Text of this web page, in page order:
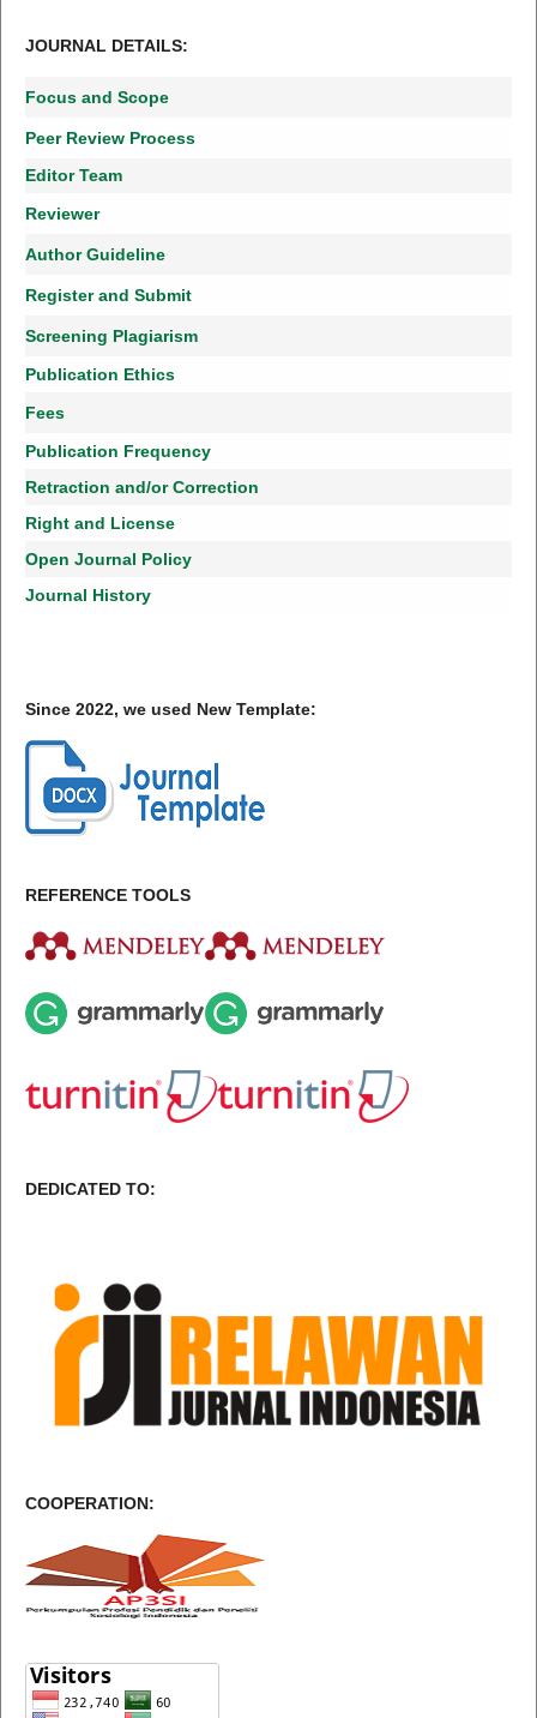
JOURNAL DETAILS:
Focus and Scope
Peer Review Process
Editor Team
Reviewer
Author Guideline
Register and Submit
Screening Plagiarism
Publication Ethics
Fees
Publication Frequency
Retraction and/or Correction
Right and License
Open Journal Policy
Journal History
Since 2022, we used New Template:
REFERENCE TOOLS
DEDICATED TO:
COOPERATION: